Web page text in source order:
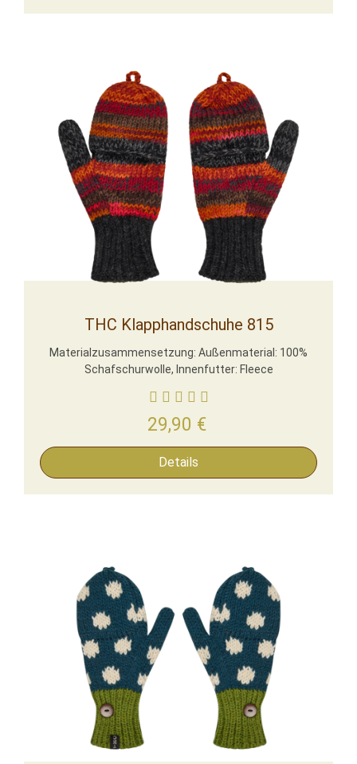
THC Klapphandschuhe 815
Materialzusammensetzung: Außenmaterial: 100%
Schafschurwolle, Innenfutter: Fleece
29,90 €
Details